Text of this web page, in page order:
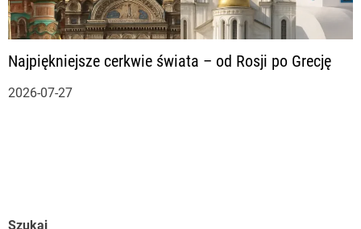
Najpiękniejsze cerkwie świata – od Rosji po Grecję
2026-07-27
Szukaj